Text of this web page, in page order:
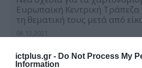
ictplus.gr - Do Not Process My
Information
Ευρωπαϊκή Κεντρική Τράπεζα
τη θεματική τους μετά από
επανασχεδιάσει τα
συνεργασία με τους
πλαίσιο διαδικασίας που